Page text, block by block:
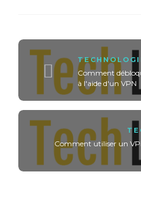
Comment
à l'aide d'un VPN
Comment utiliser un